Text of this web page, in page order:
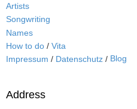
Artists
Songwriting
Names
How to do / Vita
Impressum / Datenschutz / Blog
Address